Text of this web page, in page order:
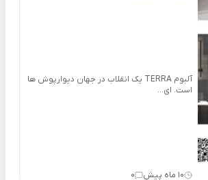
آلبوم TERRA یک انقلاب در جهان دیوارپوش ها
است. ای...
10 ماه پیش 0